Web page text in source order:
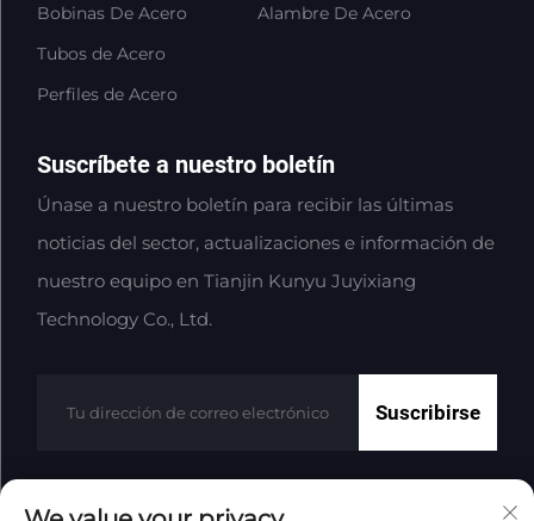
Bobinas De Acero
Tubos de Acero
Perfiles de Acero
Alambre De Acero
Suscríbete a nuestro boletín
Únase a nuestro boletín para recibir las últimas
noticias del sector, actualizaciones e información de
nuestro equipo en Tianjin Kunyu Juyixiang
Technology Co., Ltd.
Suscribirse